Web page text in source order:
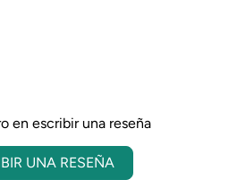
en escribir una reseña
UNA RESEÑA